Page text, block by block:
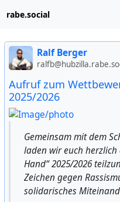
rabe.social
Ralf Berger
Aufruf zum
2025/2026
Gemeinsam mit dem
laden wir euch herzlich
Hand“ 2025/2026
Zeichen gegen
solidarisches